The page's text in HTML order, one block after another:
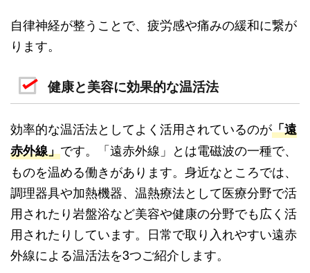
自律神経が整うことで、疲労感や痛みの緩和に繋が
ります。
健康と美容に効果的な温活法
効率的な温活法としてよく活用されているのが「遠
赤外線」です。「遠赤外線」とは電磁波の一種で、
ものを温める働きがあります。身近なところでは、
調理器具や加熱機器、温熱療法として医療分野で活
用されたり岩盤浴など美容や健康の分野でも広く活
用されたりしています。日常で取り入れやすい遠赤
外線による温活法を3つご紹介します。